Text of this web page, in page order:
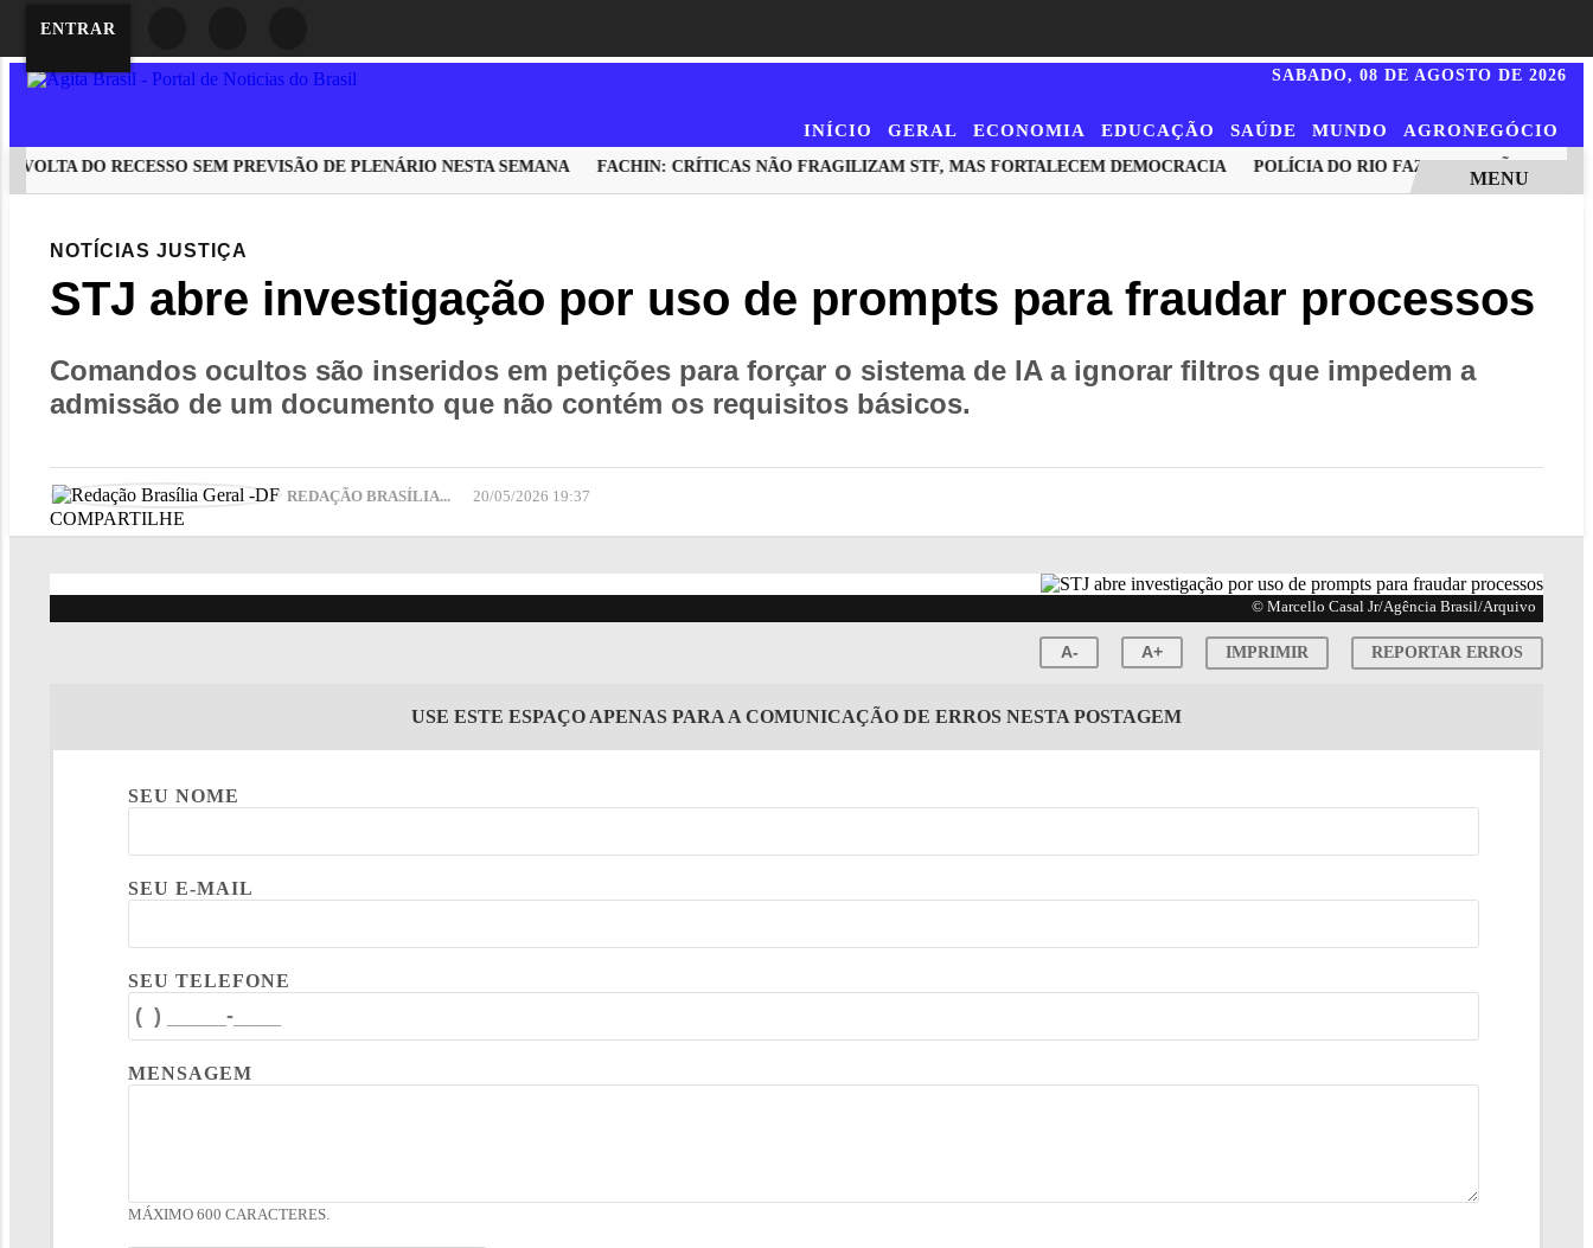
ENTRAR
SABADO, 08 DE AGOSTO DE 2026
INÍCIO GERAL ECONOMIA EDUCAÇÃO SAÚDE MUNDO
AGRONEGÓCIO
DO RECESSO SEM PREVISÃO DE PLENÁRIO NESTA SEMANA
FACHIN: CRÍTICAS NÃO FRAGILIZAM STF, MAS FORTALECEM DEMOCRACIA POLÍCIA DO RIO FAZ OPERAÇÕES PARA
MENU
NOTÍCIAS JUSTIÇA
STJ abre investigação por uso de prompts para fraudar processos
Comandos ocultos são inseridos em petições para forçar o sistema de IA a ignorar filtros que impedem a
admissão de um documento que não contém os requisitos básicos.
REDAÇÃO BRASÍLIA... 20/05/2026 19:37
COMPARTILHE
© Marcello Casal Jr/Agência Brasil/Arquivo
A- A+ IMPRIMIR REPORTAR ERROS
USE ESTE ESPAÇO APENAS PARA A COMUNICAÇÃO DE ERROS NESTA POSTAGEM
SEU NOME
SEU E-MAIL
SEU TELEFONE
MENSAGEM
MÁXIMO 600 CARACTERES.